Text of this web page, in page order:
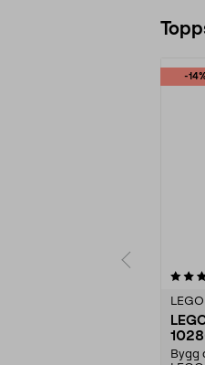
-
LEGO
Bygg